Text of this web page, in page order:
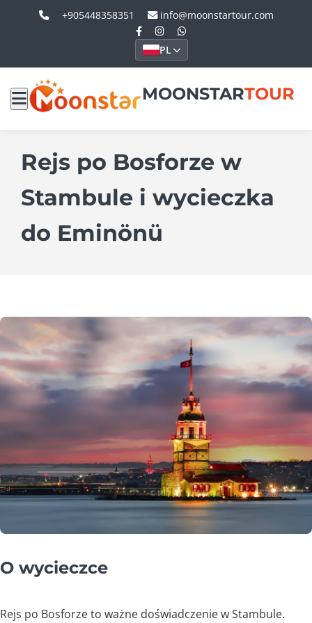
+905448358351 info@moonstartour.com
PL
MOONSTARTOUR
Rejs po Bosforze w
Stambule i wycieczka
do Eminönü
O wycieczce
Rejs po Bosforze to ważne doświadczenie w Stambule.